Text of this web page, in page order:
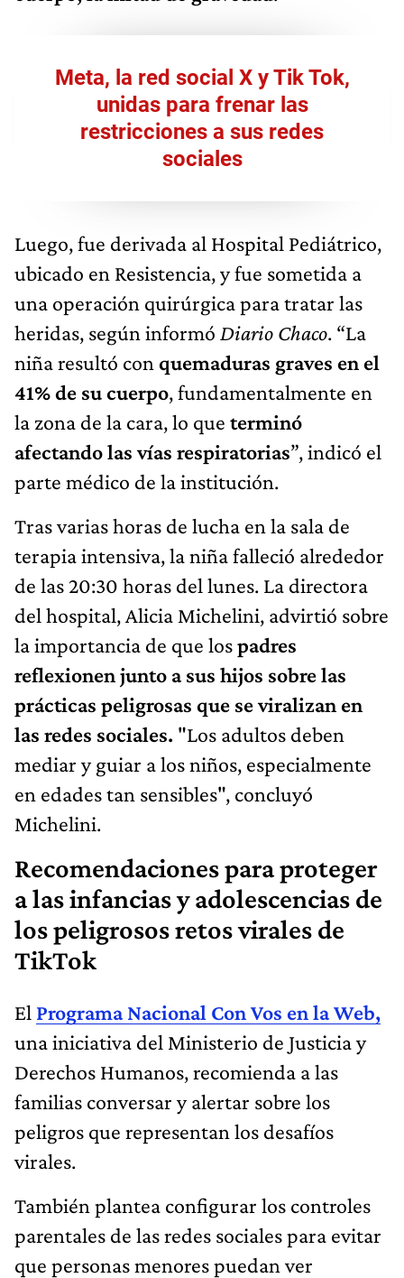
Meta, la red social X y Tik Tok,
unidas para frenar las
restricciones a sus redes
sociales
Luego, fue derivada al Hospital Pediátrico,
ubicado en Resistencia, y fue sometida a
una operación quirúrgica para tratar las
heridas, según informó Diario Chaco. “La
niña resultó con quemaduras graves en el
41% de su cuerpo, fundamentalmente en
la zona de la cara, lo que terminó
afectando las vías respiratorias”, indicó el
parte médico de la institución.
Tras varias horas de lucha en la sala de
terapia intensiva, la niña falleció alrededor
de las 20:30 horas del lunes. La directora
del hospital, Alicia Michelini, advirtió sobre
la importancia de que lospadres
reflexionen junto a sus hijos sobre las
prácticas peligrosas que se viralizan en
las redes sociales. "Los adultos deben
mediar y guiar a los niños, especialmente
en edades tan sensibles", concluyó
Michelini.
Recomendaciones para proteger
a las infancias y adolescencias de
los peligrosos retos virales de
TikTok
El Programa Nacional Con Vos en la Web,
una iniciativa del Ministerio de Justicia y
Derechos Humanos, recomienda a las
familias conversar y alertar sobre los
peligros que representan los desafíos
virales.
También plantea configurar los controles
parentales de las redes sociales para evitar
que personas menores puedan ver